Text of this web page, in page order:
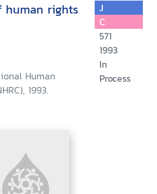
human rights
Human
1993.
J
C
571
1993
In
Process